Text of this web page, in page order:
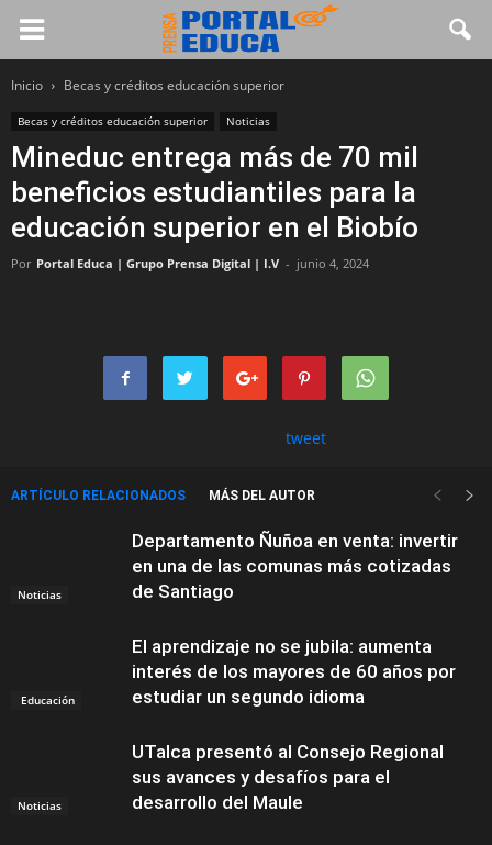
Inicio Becas y créditos educación superior
Becas y créditos educación superior Noticias
Mineduc entrega más de 70 mil
beneficios estudiantiles para la
educación superior en el Biobío
Por Portal Educa | Grupo Prensa Digital | I.V - junio 4, 2024
tweet
ARTÍCULO RELACIONADOS MÁS DEL AUTOR
Noticias
Departamento Ñuñoa en venta: invertir
en una de las comunas más cotizadas
de Santiago
Educación
El aprendizaje no se jubila: aumenta
interés de los mayores de 60 años por
estudiar un segundo idioma
Noticias
UTalca presentó al Consejo Regional
sus avances y desafíos para el
desarrollo del Maule